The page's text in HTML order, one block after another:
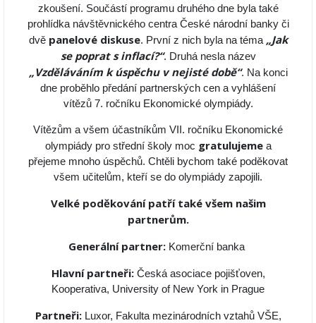
zkoušení. Součástí programu druhého dne byla také
prohlídka návštěvnického centra České národní banky či
dvě panelové diskuse. První z nich byla na téma „Jak
se poprat s inflací?“. Druhá nesla název
„Vzděláváním k úspěchu v nejisté době“. Na konci
dne proběhlo předání partnerských cen a vyhlášení
vítězů 7. ročníku Ekonomické olympiády.
Vítězům a všem účastníkům VII. ročníku Ekonomické
olympiády pro střední školy moc gratulujemea
přejeme mnoho úspěchů. Chtěli bychom také poděkovat
všem učitelům, kteří se do olympiády zapojili.
Velké poděkování patří také všem našim
partnerům.
Generální partner: Komerční banka
Hlavní partneři:Česká asociace pojišťoven,
Kooperativa, University of New York in Prague
Partneři:Luxor, Fakulta mezinárodních vztahů VŠE,